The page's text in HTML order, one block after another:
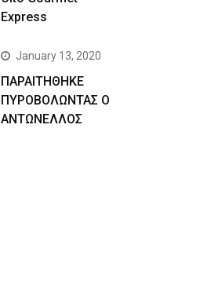
Express
January 13, 2020
ΠΑΡΑΙΤΗΘΗΚΕ
ΠΥΡΟΒΟΛΩΝΤΑΣ Ο
ΑΝΤΩΝΕΛΛΟΣ